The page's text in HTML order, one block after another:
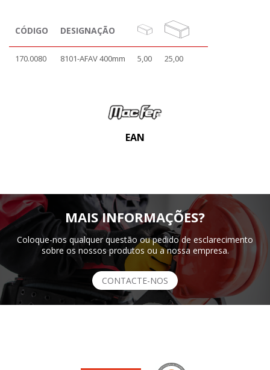
CÓDIGO DESIGNAÇÃO
170.0080 8101-AFAV 400mm 5,00 25,00
EAN
MAIS INFORMAÇÕES?
Coloque-nos qualquer questão ou pedido de esclarecimento
sobre os nossos produtos ou a nossa empresa.
CONTACTE-NOS